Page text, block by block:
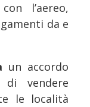
l’aereo,
da e
un accordo
vendere
le località